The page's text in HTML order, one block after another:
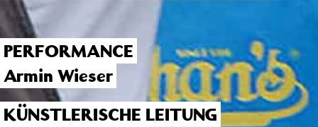
PERFORMANCE
Armin Wieser
KÜNSTLERISCHE LEITUNG